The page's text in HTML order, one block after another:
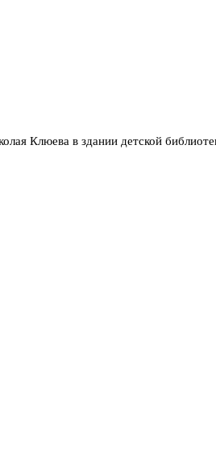
Клюева в здании детской